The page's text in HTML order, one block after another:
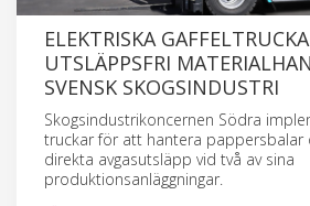
ELEKTRISKA
UTSLÄPPSFRI
SVENSK SKOGSINDUSTRI
Skogsindustrikoncernen Södra
truckar för att hantera pappersbalar
direkta avgasutsläpp vid två av sina
produktionsanläggningar.